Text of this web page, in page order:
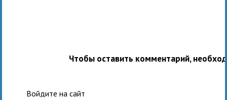
Чтобы оставить комментарий,
Войдите на сайт